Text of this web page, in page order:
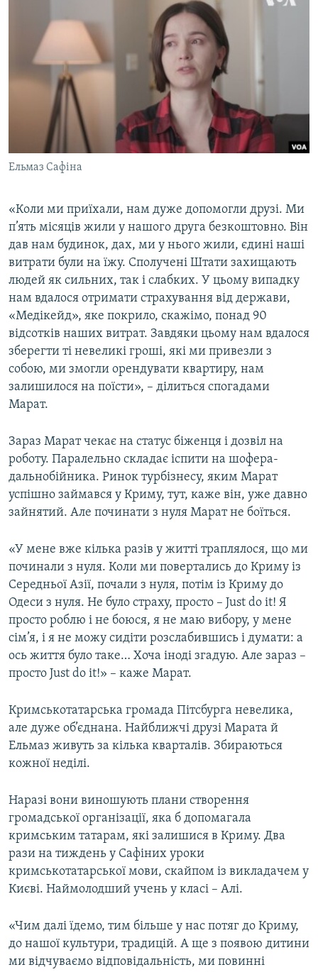
Ельмаз Сафіна
«Коли ми приїхали, нам дуже допомогли друзі. Ми
п’ять місяців жили у нашого друга безкоштовно. Він
дав нам будинок, дах, ми у нього жили, єдині наші
витрати були на їжу. Сполучені Штати захищають
людей як сильних, так і слабких. У цьому випадку
нам вдалося отримати страхування від держави,
«Медікейд», яке покрило, скажімо, понад 90
відсотків наших витрат. Завдяки цьому нам вдалося
зберегти ті невеликі гроші, які ми привезли з
собою, ми змогли орендувати квартиру, нам
залишилося на поїсти», – ділиться спогадами
Марат.
Зараз Марат чекає на статус біженця і дозвіл на
роботу. Паралельно складає іспити на шофера-
дальнобійника. Ринок турбізнесу, яким Марат
успішно займався у Криму, тут, каже він, уже давно
зайнятий. Але починати з нуля Марат не боїться.
«У мене вже кілька разів у житті траплялося, що ми
починали з нуля. Коли ми повертались до Криму із
Середньої Азії, почали з нуля, потім із Криму до
Одеси з нуля. Не було страху, просто – Just do it! Я
просто роблю і не боюся, я не маю вибору, у мене
сім’я, і я не можу сидіти розслабившись і думати: а
ось життя було таке… Хоча іноді згадую. Але зараз –
просто Just do it!» – каже Марат.
Кримськотатарська громада Пітсбурга невелика,
але дуже об’єднана. Найближчі друзі Марата й
Ельмаз живуть за кілька кварталів. Збираються
кожної неділі.
Наразі вони виношують плани створення
громадської організації, яка б допомагала
кримським татарам, які залишися в Криму. Два
рази на тиждень у Сафіних уроки
кримськотатарської мови, скайпом із викладачем у
Києві. Наймолодший учень у класі – Алі.
«Чим далі їдемо, тим більше у нас потяг до Криму,
до нашої культури, традицій. А ще з появою дитини
ми відчуваємо відповідальність, ми повинні